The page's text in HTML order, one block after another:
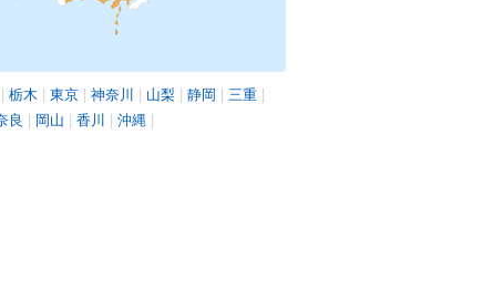
| 栃木 | 東京 | 神奈川 | 山梨 | 静岡 | 三重 |
良 | 岡山 | 香川 | 沖縄 |